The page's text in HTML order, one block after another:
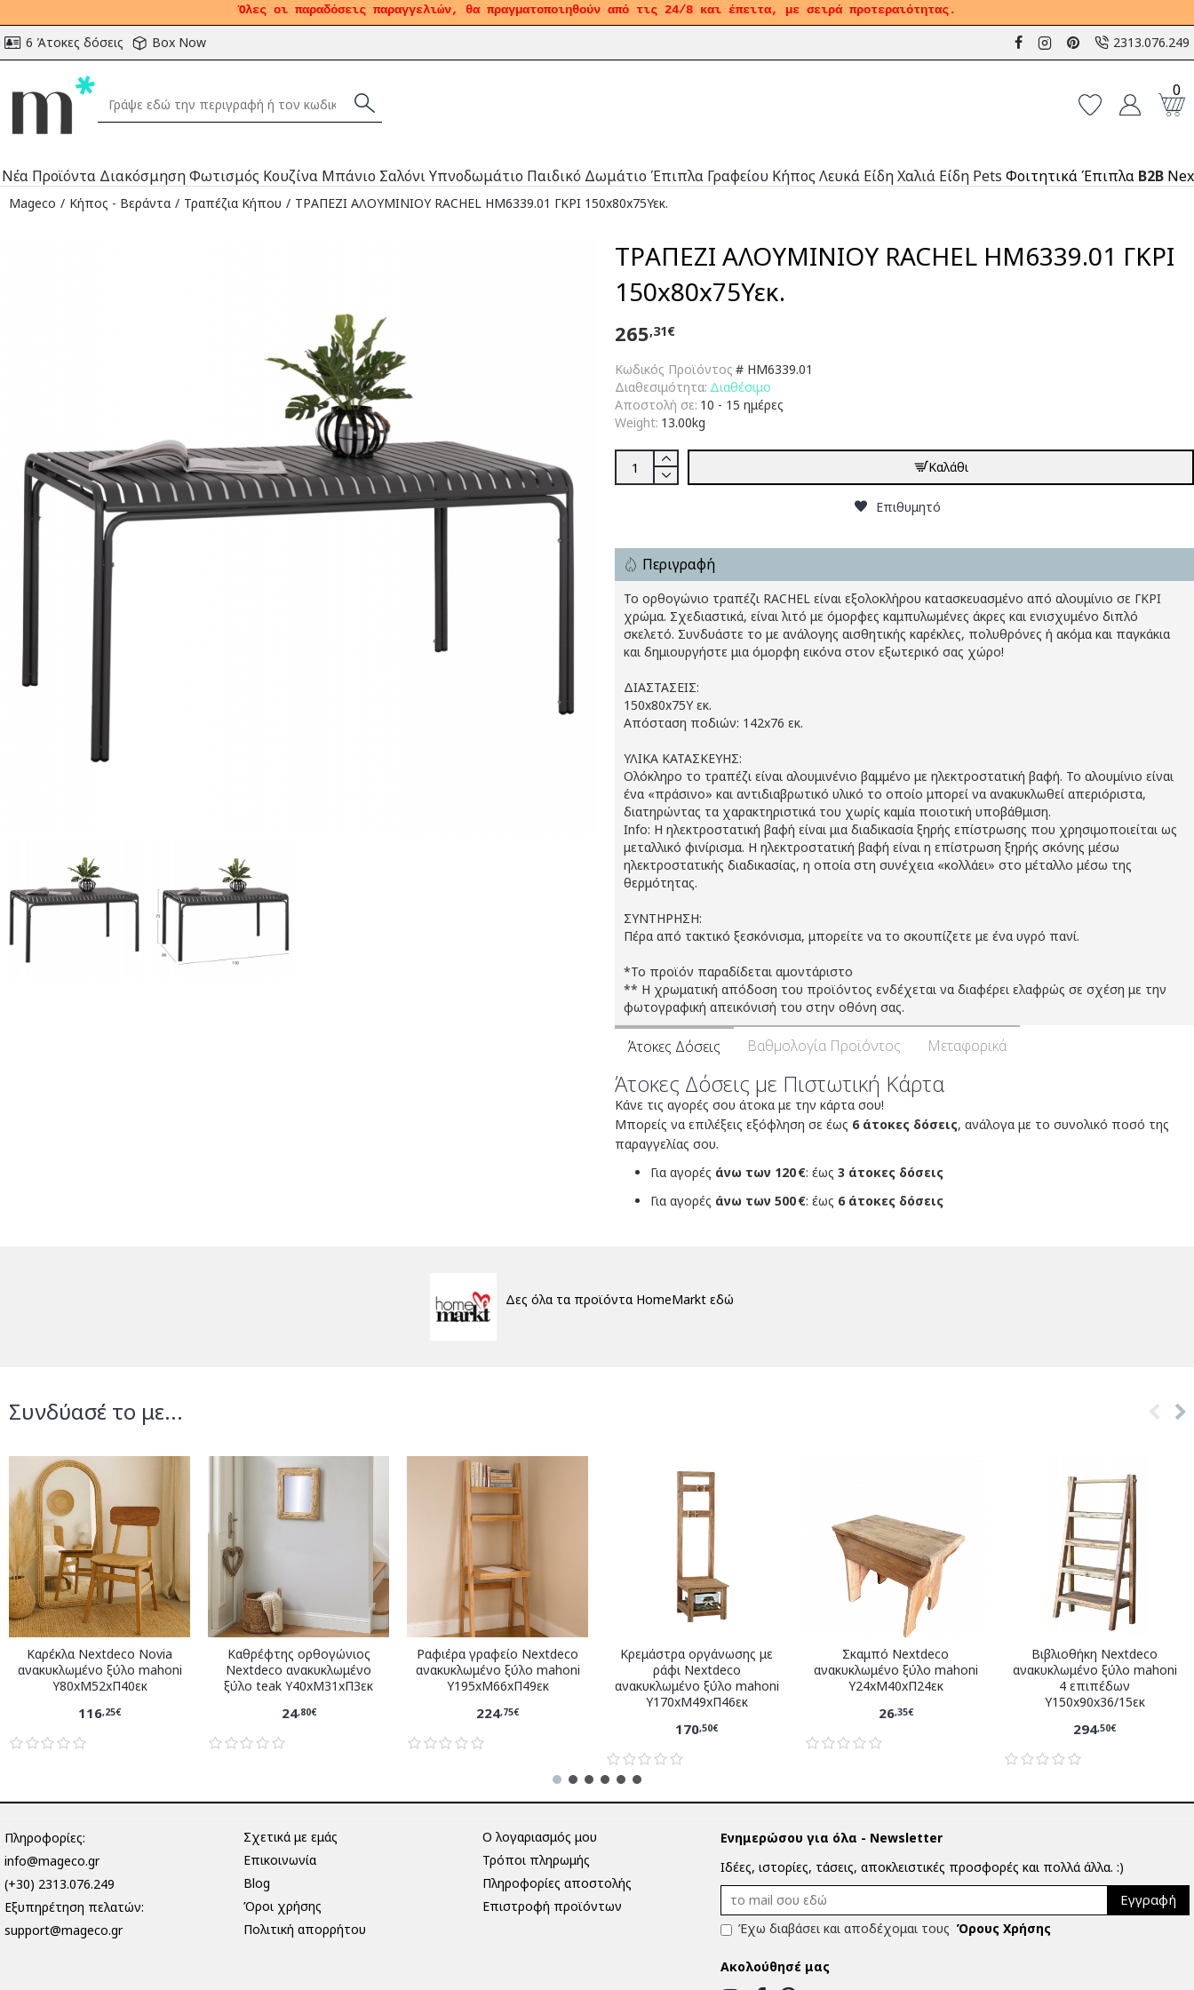
Όλες οι παραδόσεις παραγγελιών, θα πραγματοποιηθούν από τις 24/8 και έπειτα, με σειρά προτεραιότητας.
6 Άτοκες δόσεις Box Now 2313.076.249
0
Νέα Προϊόντα ΔιακόσμησηΦωτισμός Κουζίνα Μπάνιο ΣαλόνιΥπνοδωμάτιο Παιδικό Δωμάτιο Έπιπλα Γραφείου Κήπος Λευκά ΕίδηΧαλιά Είδη Pets Φοιτητικά Έπιπλα B2B
Mageco Κήπος - Βεράντα Τραπέζια Κήπου ΤΡΑΠΕΖΙ ΑΛΟΥΜΙΝΙΟΥ RACHEL HM6339.01 ΓΚΡΙ 150x80x75Υεκ.
ΤΡΑΠΕΖΙ ΑΛΟΥΜΙΝΙΟΥ RACHEL HM6339.01 ΓΚΡΙ
150x80x75Υεκ.
Κωδικός Προϊόντος # HM6339.01
Διαθεσιμότητα: Διαθέσιμο
Αποστολή σε: 10 - 15 ημέρες
Weight: 13.00kg
265,31€
Καλάθι
Επιθυμητό
Περιγραφή
Το ορθογώνιο τραπέζι RACHEL είναι εξολοκλήρου κατασκευασμένο από αλουμίνιο σε ΓΚΡΙ
χρώμα. Σχεδιαστικά, είναι λιτό με όμορφες καμπυλωμένες άκρες και ενισχυμένο διπλό
σκελετό. Συνδυάστε το με ανάλογης αισθητικής καρέκλες, πολυθρόνες ή ακόμα και παγκάκια
και δημιουργήστε μια όμορφη εικόνα στον εξωτερικό σας χώρο!
ΔΙΑΣΤΑΣΕΙΣ:
150x80x75Y εκ.
Απόσταση ποδιών: 142x76 εκ.
ΥΛΙΚΑ ΚΑΤΑΣΚΕΥΗΣ:
Ολόκληρο το τραπέζι είναι αλουμινένιο βαμμένο με ηλεκτροστατική βαφή. Το αλουμίνιο είναι
ένα «πράσινο» και αντιδιαβρωτικό υλικό το οποίο μπορεί να ανακυκλωθεί απεριόριστα,
διατηρώντας τα χαρακτηριστικά του χωρίς καμία ποιοτική υποβάθμιση.
Info: Η ηλεκτροστατική βαφή είναι μια διαδικασία ξηρής επίστρωσης που χρησιμοποιείται ως
μεταλλικό φινίρισμα. Η ηλεκτροστατική βαφή είναι η επίστρωση ξηρής σκόνης μέσω
ηλεκτροστατικής διαδικασίας, η οποία στη συνέχεια «κολλάει» στο μέταλλο μέσω της
θερμότητας.
ΣΥΝΤΗΡΗΣΗ:
Πέρα από τακτικό ξεσκόνισμα, μπορείτε να το σκουπίζετε με ένα υγρό πανί.
*To προϊόν παραδίδεται αμοντάριστο
** Η χρωματική απόδοση του προϊόντος ενδέχεται να διαφέρει ελαφρώς σε σχέση με την
φωτογραφική απεικόνισή του στην οθόνη σας.
Άτοκες Δόσεις Βαθμολογία Προϊόντος Μεταφορικά
Άτοκες Δόσεις με Πιστωτική Κάρτα
Κάνε τις αγορές σου άτοκα με την κάρτα σου!
Μπορείς να επιλέξεις εξόφληση σε έως 6 άτοκες δόσεις, ανάλογα με το συνολικό ποσό της
παραγγελίας σου.
Για αγορές άνω των 120 €: έως 3 άτοκες δόσεις
Για αγορές άνω των 500 €: έως 6 άτοκες δόσεις
Δες όλα τα προϊόντα HomeMarkt εδώ
Συνδύασέ το με...
Καρέκλα Nextdeco Novia
ανακυκλωμένο ξύλο mahoni
Υ80xM52xΠ40εκ
116,25€
Καθρέφτης ορθογώνιος
Nextdeco ανακυκλωμένο
ξύλο teak Υ40xM31xΠ3εκ
24,80€
Ραφιέρα γραφείο Nextdeco
ανακυκλωμένο ξύλο mahoni
Υ195xM66xΠ49εκ
224,75€
Κρεμάστρα οργάνωσης με
ράφι Nextdeco
ανακυκλωμένο ξύλο mahoni
Υ170xM49xΠ46εκ
170,50€
Σκαμπό Nextdeco
ανακυκλωμένο ξύλο mahoni
Υ24xM40xΠ24εκ
26,35€
Βιβλιοθήκη Nextdeco
ανακυκλωμένο ξύλο mahoni
4 επιπέδων
Υ150x90x36/15εκ
294,50€
Πληροφορίες:
info@mageco.gr
(+30) 2313.076.249
Eξυπηρέτηση πελατών:
support@mageco.gr
Σχετικά με εμάς
Επικοινωνία
Blog
Όροι χρήσης
Πολιτική απορρήτου
Ο λογαριασμός μου
Τρόποι πληρωμής
Πληροφορίες αποστολής
Επιστροφή προϊόντων
Ενημερώσου για όλα - Newsletter
Ιδέες, ιστορίες, τάσεις, αποκλειστικές προσφορές και πολλά άλλα. :)
Εγγραφή
Έχω διαβάσει και αποδέχομαι τους Όρους Χρήσης
Ακολούθησέ μας